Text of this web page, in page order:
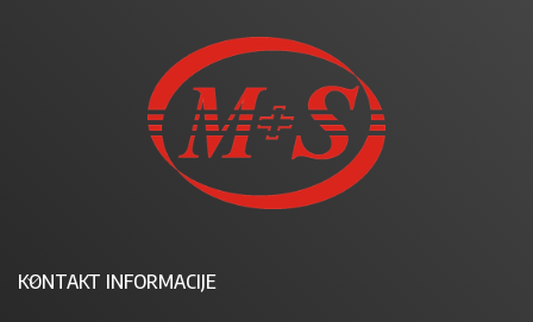
KONTAKT INFORMACIJE